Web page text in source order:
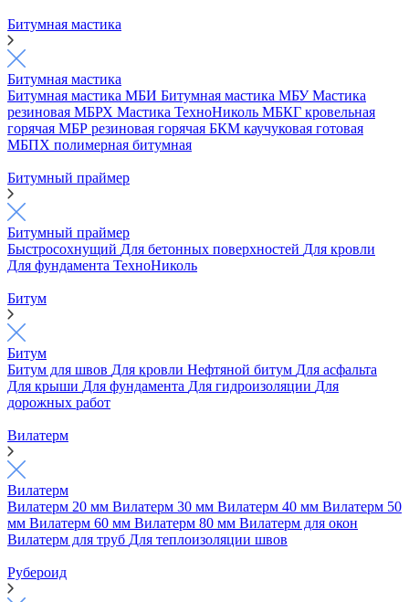
Битумная мастика
Битумная мастика
Битумная мастика МБИ Битумная мастика МБУМастика
резиновая МБРХ Мастика ТехноНиколь МБКГ кровельная
горячая МБР резиновая горячая БКМ каучуковая готовая
МБПХ полимерная битумная
Битумный праймер
Битумный праймер
Быстросохнущий Для бетонных поверхностей Для кровли
Для фундамента ТехноНиколь
Битум
Битум
Битум для швов Для кровли Нефтяной битум Для асфальта
Для крыши Для фундамента Для гидроизоляции Для
дорожных работ
Вилатерм
Вилатерм
Вилатерм 20 мм Вилатерм 30 мм Вилатерм 40 мм Вилатерм 50
мм Вилатерм 60 мм Вилатерм 80 мм Вилатерм для окон
Вилатерм для труб Для теплоизоляции швов
Рубероид